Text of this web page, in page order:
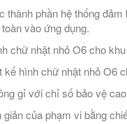
thành phần hệ thống
vào ứng dụng.
chữ nhật nhỏ O6 cho
kế hình chữ nhật nhỏ O6
gỉ với chỉ số bảo vệ cao
giản của phạm vi bằng